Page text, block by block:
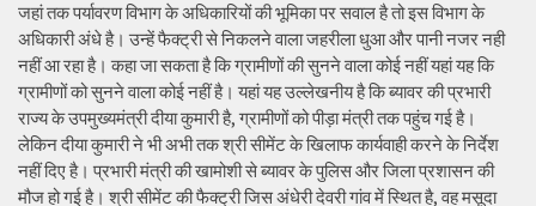
जहां तक पर्यावरण विभाग के अधिकारियों की भूमिका पर सवाल है तो इस विभाग के
अधिकारी अंधे है। उन्हें फैक्ट्री से निकलने वाला जहरीला धुआ और पानी नजर नही
नहीं आ रहा है। कहा जा सकता है कि ग्रामीणों की सुनने वाला कोई नहीं यहां यह कि
ग्रामीणों को सुनने वाला कोई नहीं है। यहां यह उल्लेखनीय है कि ब्यावर की प्रभारी
राज्य के उपमुख्यमंत्री दीया कुमारी है, ग्रामीणों को पीड़ा मंत्री तक पहुंच गई है।
लेकिन दीया कुमारी ने भी अभी तक श्री सीमेंट के खिलाफ कार्यवाही करने के निर्देश
नहीं दिए है। प्रभारी मंत्री की खामोशी से ब्यावर के पुलिस और जिला प्रशासन की
मौज हो गई है। श्री सीमेंट की फैक्ट्री जिस अंधेरी देवरी गांव में स्थित है, वह मसूदा